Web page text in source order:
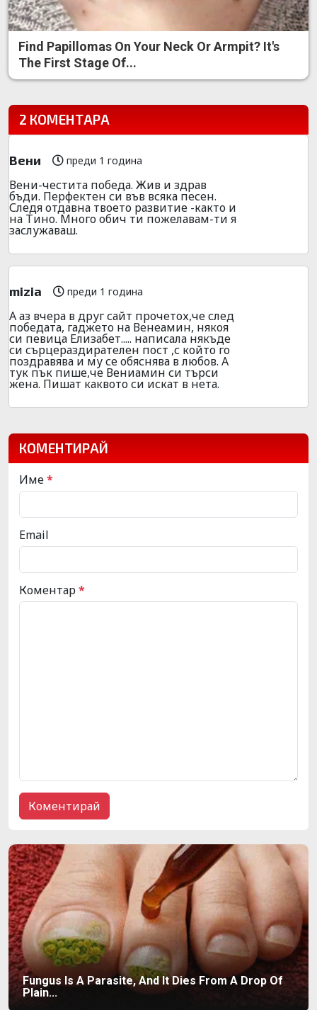
Find Papillomas On Your Neck Or Armpit? It's
The First Stage Of...
2 КОМЕНТАРА
Вени преди 1 година
Вени-честита победа. Жив и здрав
бъди. Перфектен си във всяка песен.
Следя отдавна твоето развитие -както и
на Тино. Много обич ти пожелавам-ти я
заслужаваш.
mizia преди 1 година
А аз вчера в друг сайт прочетох,че след
победата, гаджето на Венеамин, някоя
си певица Елизабет..... написала някъде
си сърцераздирателен пост ,с който го
поздравява и му се обяснява в любов. А
тук пък пише,че Вениамин си търси
жена. Пишат каквото си искат в нета.
КОМЕНТИРАЙ
Име*
Email
Коментар*
Fungus Is A Parasite, And It Dies From A Drop Of
Plain...